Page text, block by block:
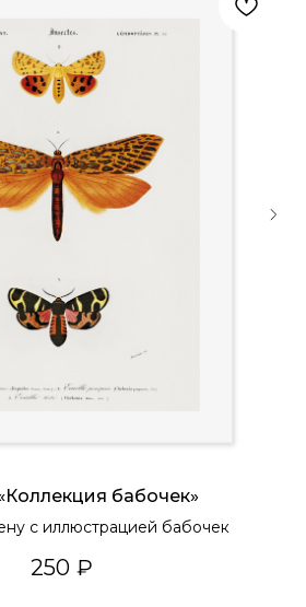
бабочек»
с иллюстрацией бабочек
250 ₽